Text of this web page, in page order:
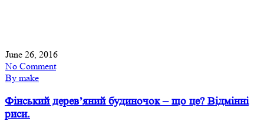
June 26, 2016
No Comment
By make
Фінський дерев’яний будиночок – що це? Відмінні
риси.